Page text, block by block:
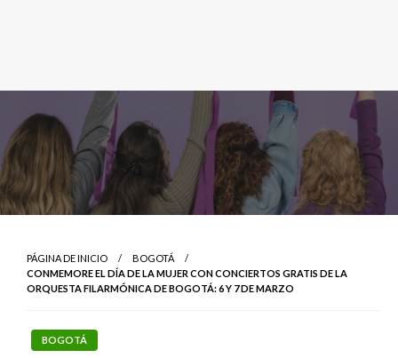
PÁGINA DE INICIO
BOGOTÁ
CONMEMORE EL DÍA DE LA MUJER CON CONCIERTOS GRATIS DE LA
ORQUESTA FILARMÓNICA DE BOGOTÁ: 6 Y 7 DE MARZO
BOGOTÁ